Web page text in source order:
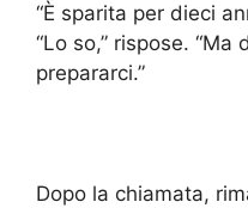
“È sparita per dieci
“Lo so,” rispose.
prepararci.”
Dopo la chiamata,